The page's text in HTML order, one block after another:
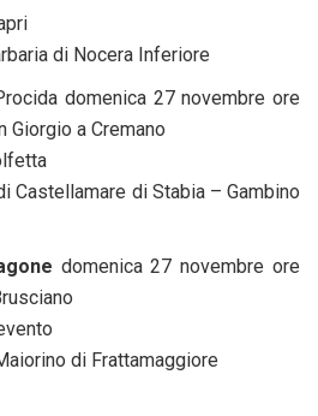
di Nocera Inferiore
domenica 27 novembre ore
Giorgio a Cremano
Castellamare di Stabia – Gambino
domenica 27 novembre ore
di Frattamaggiore